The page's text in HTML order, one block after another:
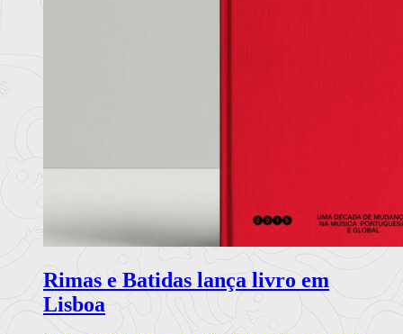
Rimas e Batidas lança livro em
Lisboa